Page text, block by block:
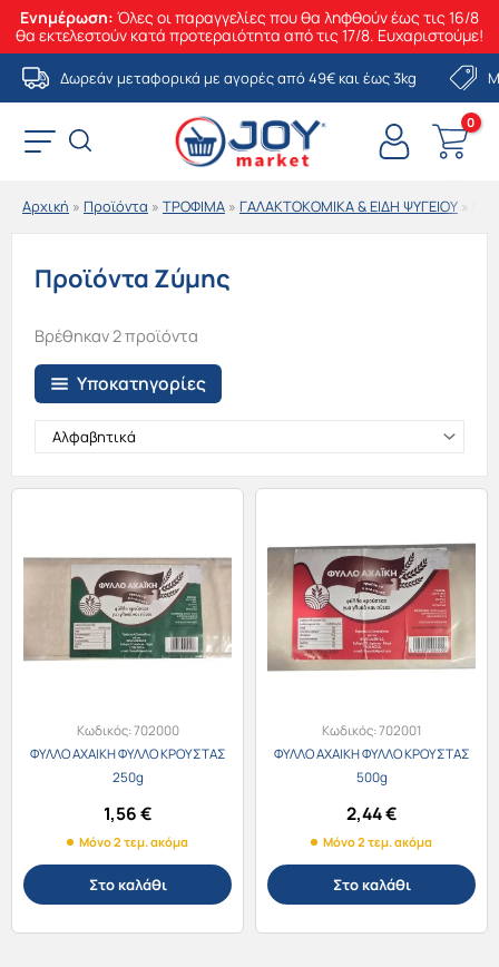
Ενημέρωση: Όλες οι παραγγελίες που θα ληφθούν έως τις 16/8
θα εκτελεστούν κατά προτεραιότητα από τις 17/8. Ευχαριστούμε!
Μετάβαση
στο
περιεχόμενο
Δωρεάν μεταφορικά με αγορές από 49€ και έως 3kg
Αρχική » Προϊόντα » ΤΡΟΦΙΜΑ » ΓΑΛΑΚΤΟΚΟΜΙΚΑ & ΕΙΔΗ ΨΥΓΕΙΟΥ »
Προϊόντα Ζύμης
Υποκατηγορίες
Βρέθηκαν 2 προϊόντα
Κωδικός:702000
ΦΥΛΛΟ ΑΧΑΙΚΗ ΦΥΛΛΟ ΚΡΟΥΣΤΑΣ
250g
1,56€
Μόνο 2 τεμ. ακόμα
Στο καλάθι
Κωδικός:702001
ΦΥΛΛΟ ΑΧΑΙΚΗ ΦΥΛΛΟ ΚΡΟΥΣΤΑΣ
500g
2,44€
Μόνο 2 τεμ. ακόμα
Στο καλάθι